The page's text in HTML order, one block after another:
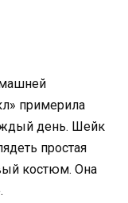
примерила
день. Шейк
простая
костюм. Она